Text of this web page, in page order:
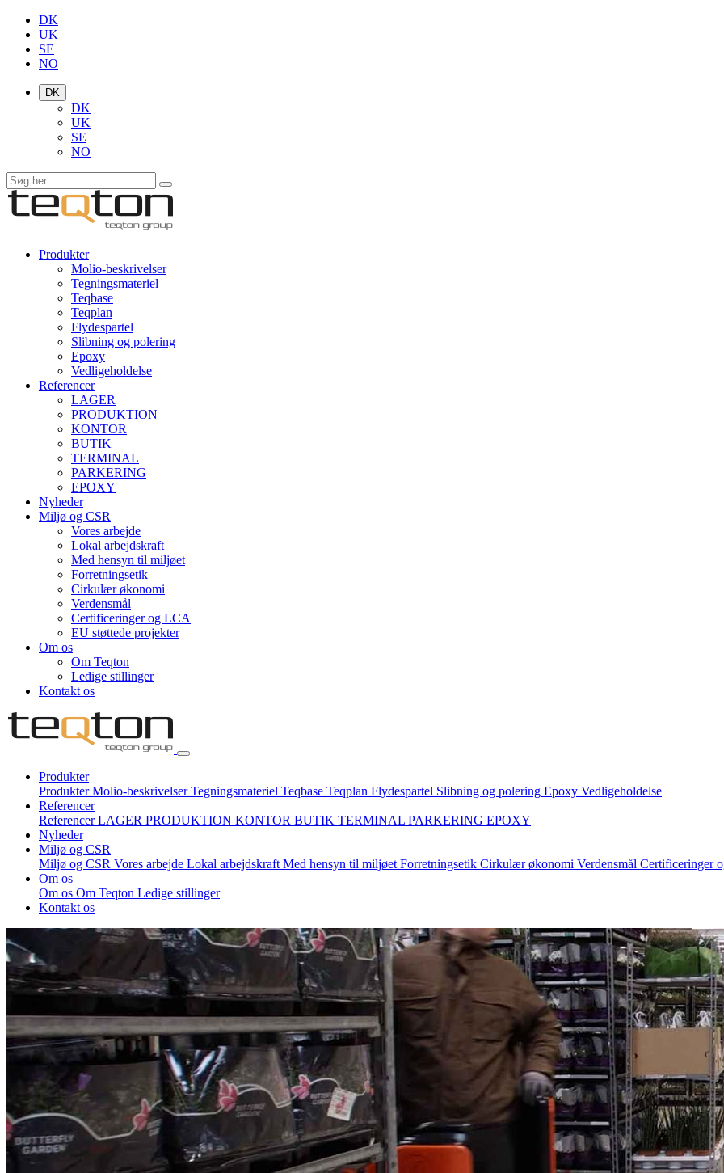
DK
UK
SE
NO
DK
DK
UK
SE
NO
Produkter
Molio-beskrivelser
Tegningsmateriel
Teqbase
Teqplan
Flydespartel
Slibning og polering
Epoxy
Vedligeholdelse
Referencer
LAGER
PRODUKTION
KONTOR
BUTIK
TERMINAL
PARKERING
EPOXY
Nyheder
Miljø og CSR
Vores arbejde
Lokal arbejdskraft
Med hensyn til miljøet
Forretningsetik
Cirkulær økonomi
Verdensmål
Certificeringer og LCA
EU støttede projekter
Om os
Om Teqton
Ledige stillinger
Kontakt os
Produkter
ProdukterMolio-beskrivelserTegningsmateriel Teqbase Teqplan Flydespartel Slibning og polering Epoxy Vedligeholdelse
Referencer
ReferencerLAGER PRODUKTION KONTOR BUTIK TERMINAL PARKERING EPOXY
Nyheder
Miljø og CSR
Miljø og CSR Vores arbejde Lokal arbejdskraft Med hensyn til miljøet Forretningsetik Cirkulær økonomi Verdensmål Certificeringer
Om os
Om os Om Teqton Ledige stillinger
Kontakt os